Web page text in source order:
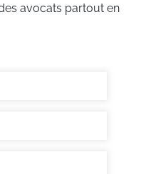
avocats partout en